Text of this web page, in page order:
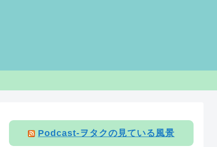
Podcast-ヲタクの見ている風景